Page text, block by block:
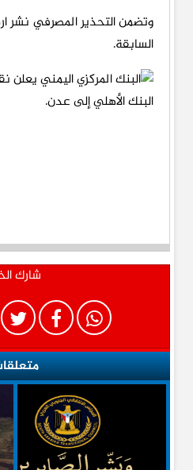
وتضمن التحذير المصرفي نشر
السابقة.
شارك